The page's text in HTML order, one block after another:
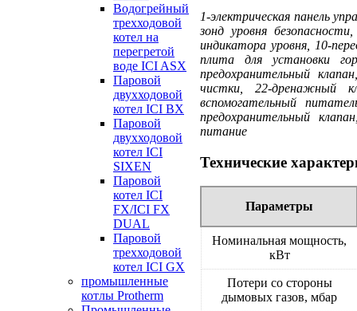
Водогрейный
трехходовой
котел на
перегретой
воде ICI ASX
Паровой
двухходовой
котел ICI BX
Паровой
двухходовой
котел ICI
SIXEN
Паровой
котел ICI
FX/ICI FX
DUAL
Паровой
трехходовой
котел ICI GX
промышленные
котлы Protherm
1-электрическая панель
зонд уровня
индикатора уровня, 10-
плита для установки
предохранительный
чистки, 22-дренажный
вспомогательный
предохранительный
питание
Технические
Параметры
Номинальная мощность,
кВт
Потери со стороны
дымовых газов, мбар